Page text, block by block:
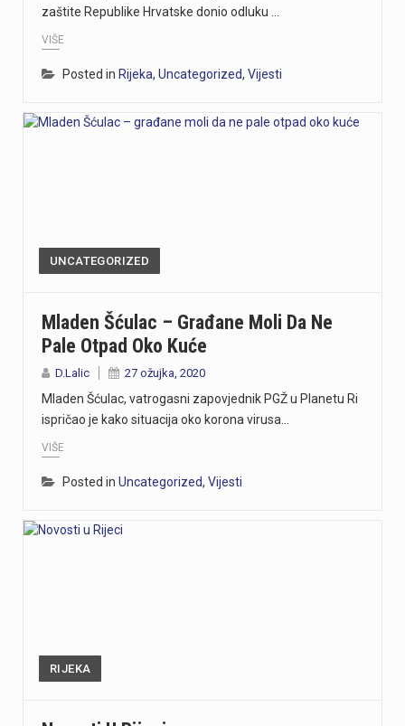
zaštite Republike Hrvatske donio odluku …
VIŠE
Posted in Rijeka, Uncategorized, Vijesti
UNCATEGORIZED
Mladen Šćulac – Građane Moli Da Ne
Pale Otpad Oko Kuće
D.Lalic 27 ožujka, 2020
Mladen Šćulac, vatrogasni zapovjednik PGŽ u Planetu Ri
ispričao je kako situacija oko korona virusa…
VIŠE
Posted in Uncategorized, Vijesti
RIJEKA